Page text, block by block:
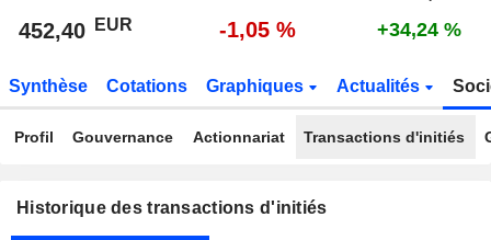
452,40 EUR -1,05 % +34,24 %
Synthèse Cotations Graphiques Actualités
Profil Gouvernance Actionnariat Transactions d'initiés
Historique des transactions d'initiés